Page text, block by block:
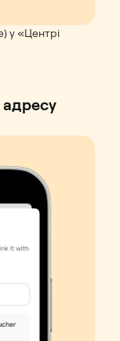
у «Центрі
адресу